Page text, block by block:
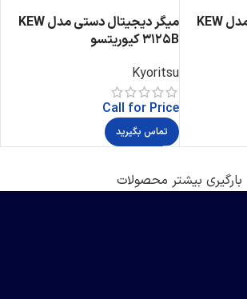
میگر دیجیتال دستی مدل KEW
میگر دیجیتال دستی مدل KEW
3125B کیوریتسو
Kyoritsu
Call for Price
تماس بگیرید
بارگیری بیشتر محصولات